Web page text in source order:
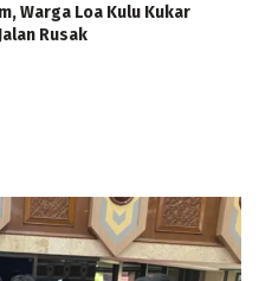
Warga Loa Kulu Kukar
Rusak